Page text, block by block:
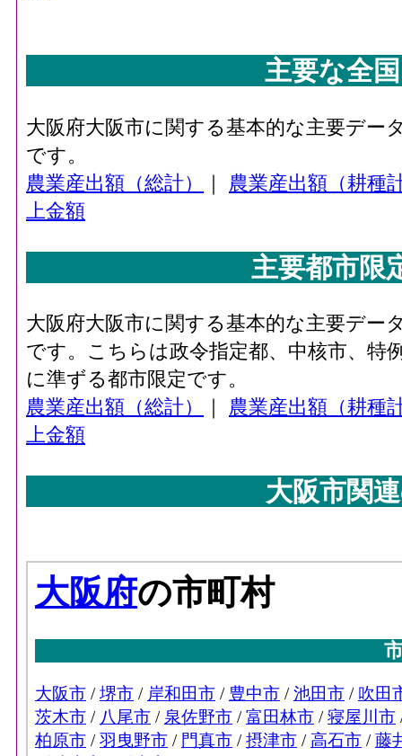
主要な全
大阪府大阪市に関する基本的な主要デ
です。
農業産出額（総計）
｜ 農業産出額（耕種
上金額
主要都市限
大阪府大阪市に関する基本的な主要デ
です。こちらは政令指定都、中核市、特
に準ずる都市限定です。
農業産出額（総計）
農業産出額（耕種
上金額
大阪市関